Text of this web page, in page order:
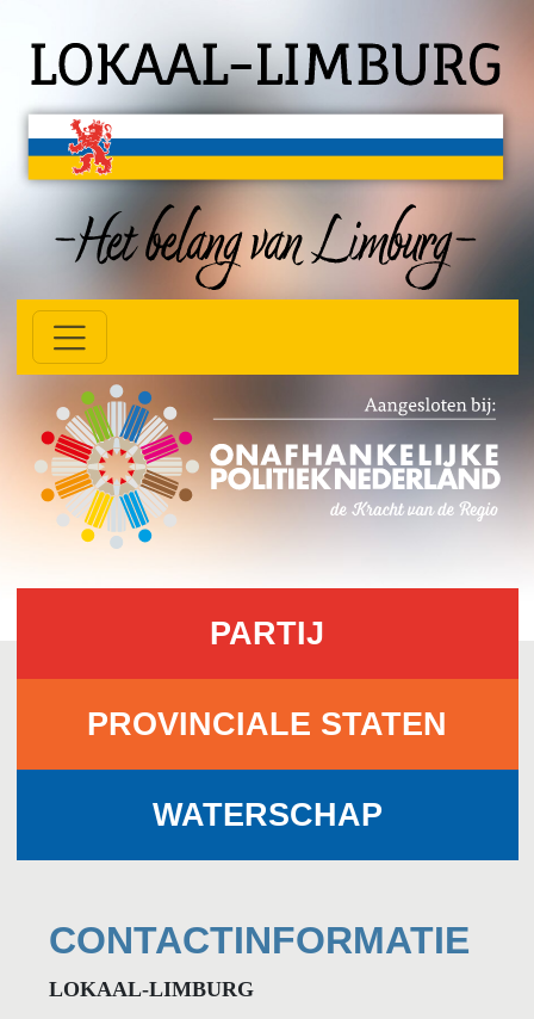
PARTIJ
PROVINCIALE STATEN
WATERSCHAP
CONTACTINFORMATIE
LOKAAL-LIMBURG